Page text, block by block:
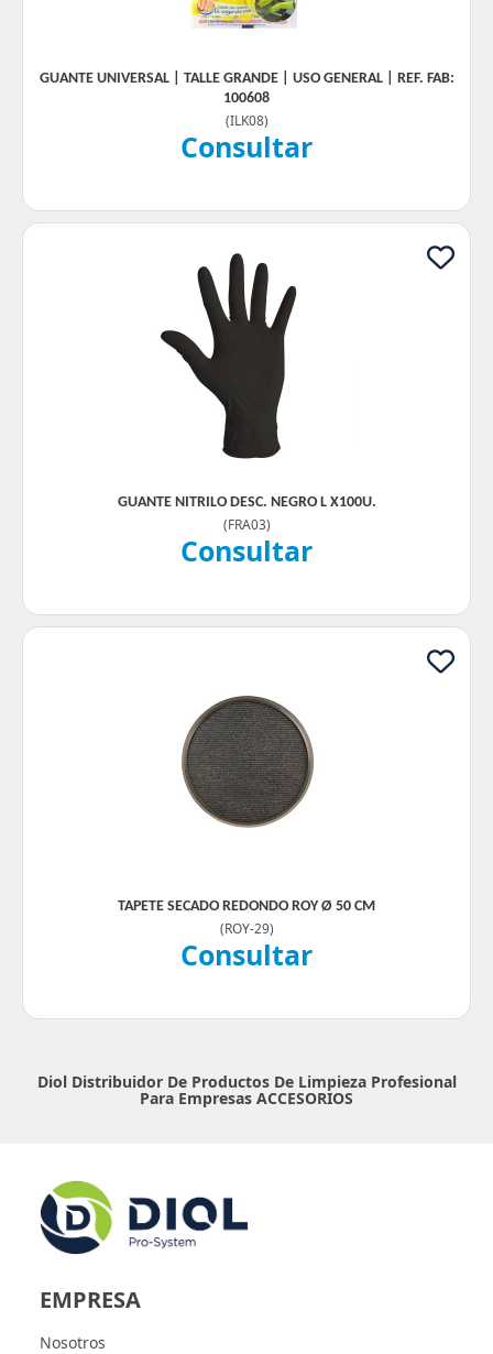
GUANTE UNIVERSAL | TALLE GRANDE | USO GENERAL | REF. FAB:
100608
(ILK08)
Consultar
GUANTE NITRILO DESC. NEGRO L X100U.
(FRA03)
Consultar
TAPETE SECADO REDONDO ROY Ø 50 CM
(ROY-29)
Consultar
Diol Distribuidor De Productos De Limpieza Profesional
Para Empresas ACCESORIOS
EMPRESA
Nosotros